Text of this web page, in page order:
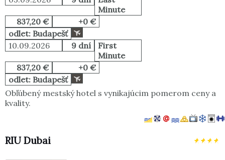
Minute
837,20 €
+0 €
odlet: Budapešť
10.09.2026
9 dní
First
Minute
837,20 €
+0 €
odlet: Budapešť
Obľúbený mestský hotel s vynikajúcim pomerom ceny a
kvality.
RIU Dubai